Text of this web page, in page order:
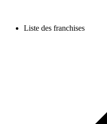
Liste des franchises